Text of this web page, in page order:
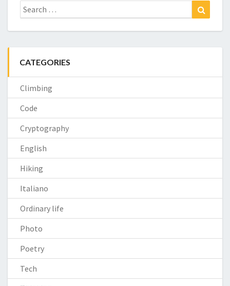
Search
for:
CATEGORIES
Climbing
Code
Cryptography
English
Hiking
Italiano
Ordinary life
Photo
Poetry
Tech